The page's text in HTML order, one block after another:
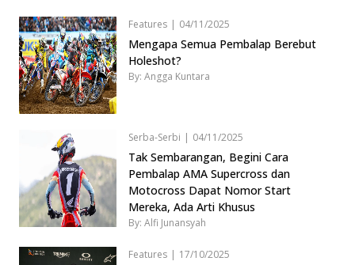
Features | 04/11/2025
Mengapa Semua Pembalap Berebut
Holeshot?
By: Angga Kuntara
Serba-Serbi | 04/11/2025
Tak Sembarangan, Begini Cara
Pembalap AMA Supercross dan
Motocross Dapat Nomor Start
Mereka, Ada Arti Khusus
By: Alfi Junansyah
Features | 17/10/2025